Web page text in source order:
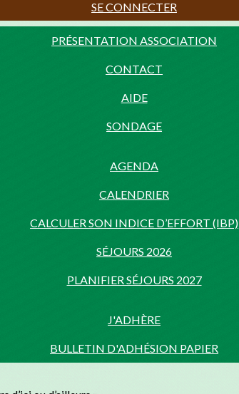
SE CONNECTER
PRÉSENTATION ASSOCIATION
CONTACT
AIDE
SONDAGE
AGENDA
CALENDRIER
CALCULER SON INDICE D’EFFORT (IBP)
SÉJOURS 2026
PLANIFIER SÉJOURS 2027
J'ADHÈRE
BULLETIN D'ADHÉSION PAPIER